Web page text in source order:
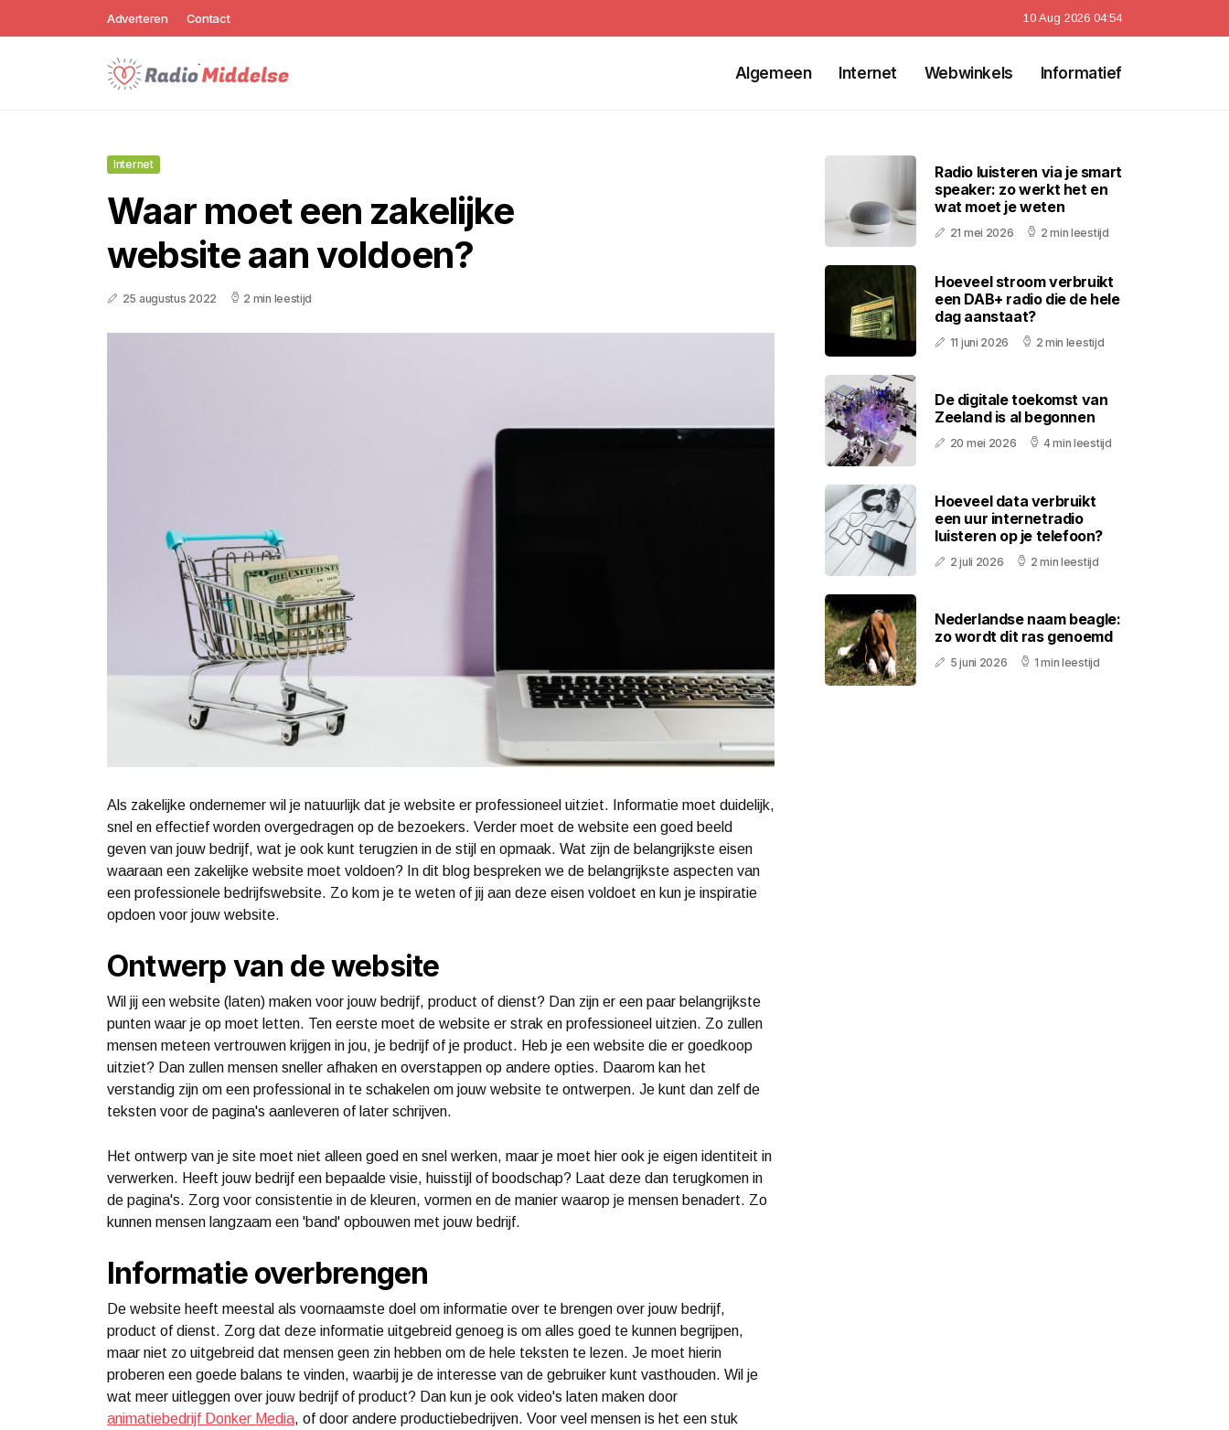
Adverteren Contact 10 Aug 2026 04:54
Algemeen Internet Webwinkels Informatief
Internet
Waar moet een zakelijke
website aan voldoen?
25 augustus 2022 2 min leestijd
Als zakelijke ondernemer wil je natuurlijk dat je website er professioneel uitziet. Informatie moet duidelijk,
snel en effectief worden overgedragen op de bezoekers. Verder moet de website een goed beeld
geven van jouw bedrijf, wat je ook kunt terugzien in de stijl en opmaak. Wat zijn de belangrijkste eisen
waaraan een zakelijke website moet voldoen? In dit blog bespreken we de belangrijkste aspecten van
een professionele bedrijfswebsite. Zo kom je te weten of jij aan deze eisen voldoet en kun je inspiratie
opdoen voor jouw website.
Ontwerp van de website
Wil jij een website (laten) maken voor jouw bedrijf, product of dienst? Dan zijn er een paar belangrijkste
punten waar je op moet letten. Ten eerste moet de website er strak en professioneel uitzien. Zo zullen
mensen meteen vertrouwen krijgen in jou, je bedrijf of je product. Heb je een website die er goedkoop
uitziet? Dan zullen mensen sneller afhaken en overstappen op andere opties. Daarom kan het
verstandig zijn om een professional in te schakelen om jouw website te ontwerpen. Je kunt dan zelf de
teksten voor de pagina's aanleveren of later schrijven.
Het ontwerp van je site moet niet alleen goed en snel werken, maar je moet hier ook je eigen identiteit in
verwerken. Heeft jouw bedrijf een bepaalde visie, huisstijl of boodschap? Laat deze dan terugkomen in
de pagina's. Zorg voor consistentie in de kleuren, vormen en de manier waarop je mensen benadert. Zo
kunnen mensen langzaam een 'band' opbouwen met jouw bedrijf.
Informatie overbrengen
De website heeft meestal als voornaamste doel om informatie over te brengen over jouw bedrijf,
product of dienst. Zorg dat deze informatie uitgebreid genoeg is om alles goed te kunnen begrijpen,
maar niet zo uitgebreid dat mensen geen zin hebben om de hele teksten te lezen. Je moet hierin
proberen een goede balans te vinden, waarbij je de interesse van de gebruiker kunt vasthouden. Wil je
wat meer uitleggen over jouw bedrijf of product? Dan kun je ook video's laten maken door
animatiebedrijf Donker Media, of door andere productiebedrijven. Voor veel mensen is het een stuk
Radio luisteren via je smart
speaker: zo werkt het en
wat moet je weten
21 mei 2026 2 min leestijd
Hoeveel stroom verbruikt
een DAB+ radio die de hele
dag aanstaat?
11 juni 2026 2 min leestijd
De digitale toekomst van
Zeeland is al begonnen
20 mei 2026 4 min leestijd
Hoeveel data verbruikt
een uur internetradio
luisteren op je telefoon?
2 juli 2026 2 min leestijd
Nederlandse naam beagle:
zo wordt dit ras genoemd
5 juni 2026 1 min leestijd